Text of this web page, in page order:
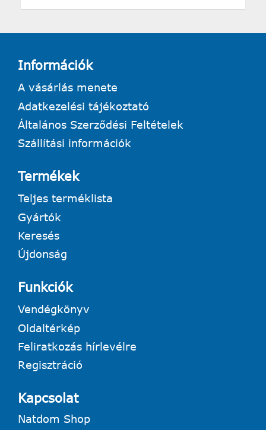
Információk
A vásárlás menete
Adatkezelési tájékoztató
Általános Szerződési Feltételek
Szállítási információk
Termékek
Teljes terméklista
Gyártók
Keresés
Újdonság
Funkciók
Vendégkönyv
Oldaltérkép
Feliratkozás hírlevélre
Regisztráció
Kapcsolat
Natdom Shop